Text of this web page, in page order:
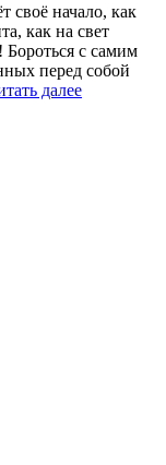
своё начало, как
как на свет
Бороться с самим
перед собой
далее